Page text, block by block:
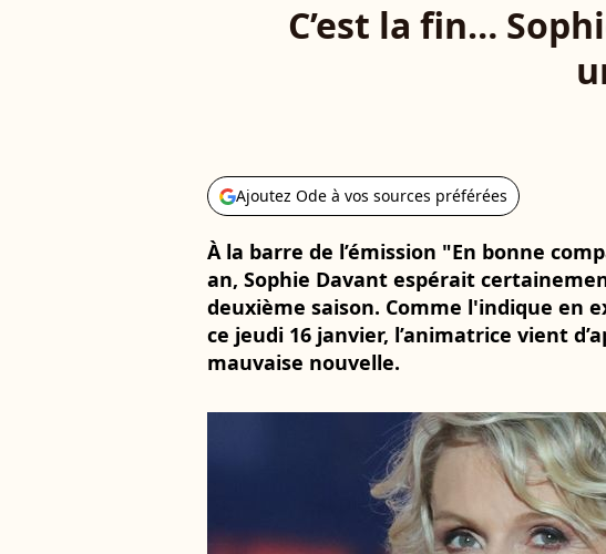
C’est la fin…
Ajoutez Ode à vos sources préférées
À la barre de l’émission "En bonne
an, Sophie Davant espérait
deuxième saison. Comme l'indique en
ce jeudi 16 janvier, l’animatrice vient
mauvaise nouvelle.